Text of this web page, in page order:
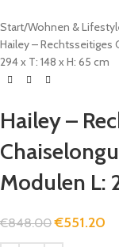
Start Wohnen &
Hailey – Rechtsseitiges
294 x T: 148 x H: 65 cm
Hailey –
Modulen L:
€848.00 €551.20